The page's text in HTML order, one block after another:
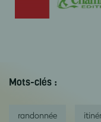
Mots-clés :
randonnée